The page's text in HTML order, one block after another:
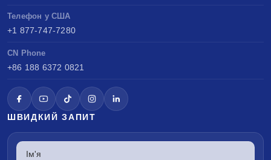
Телефон у США
+1 877-747-7280
CN Phone
+86 188 6372 0821
ШВИДКИЙ ЗАПИТ